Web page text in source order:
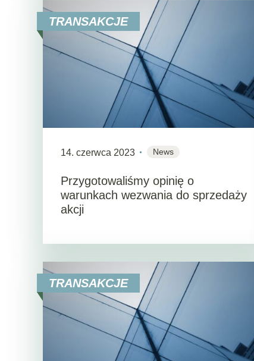
TRANSAKCJE
14. czerwca 2023 News
Przygotowaliśmy opinię o
warunkach wezwania do sprzedaży
akcji
TRANSAKCJE